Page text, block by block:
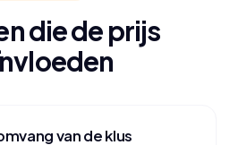
die de prijs
van de klus